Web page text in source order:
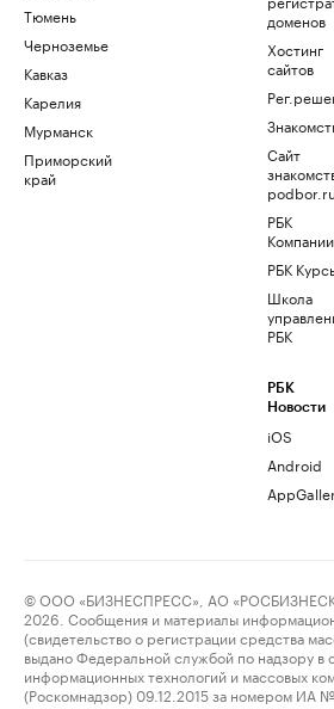
Тюмень
Черноземье
Кавказ
Карелия
Мурманск
Приморский
край
доменов
Хостинг
сайтов
Сайт
РБК
Компании
РБК
Школа
РБК
РБК
Новости
iOS
Android
© ООО «БИЗНЕСПРЕСС», АО
2026. Сообщения и материалы
(свидетельство о регистрации средства
выдано Федеральной службой по надзору в
информационных технологий и массовых
(Роскомнадзор) 09.12.2015 за номером ИА